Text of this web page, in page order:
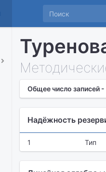
Общее число записей -
Надёжность
1 Тип